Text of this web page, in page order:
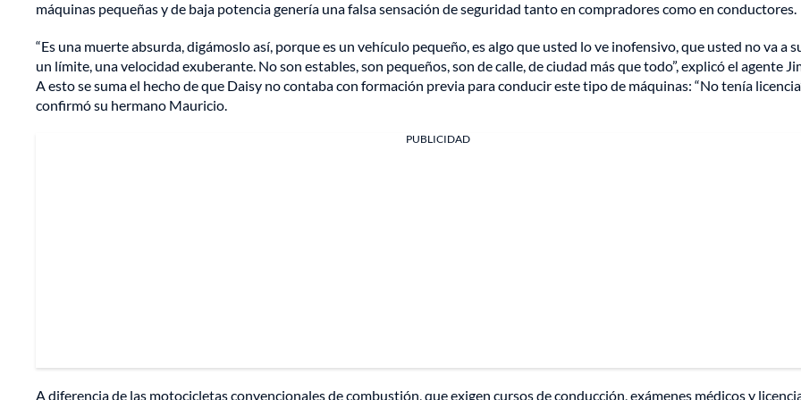
máquinas pequeñas y de baja potencia genería una falsa sensación de seguridad tanto en compradores como en conductores.
“Es una muerte absurda, digámoslo así, porque es un vehículo pequeño, es algo que usted lo ve inofensivo, que usted no va a
un límite, una velocidad exuberante. No son estables, son pequeños, son de calle, de ciudad más que todo”, explicó el agente
A esto se suma el hecho de que Daisy no contaba con formación previa para conducir este tipo de máquinas: “No tenía
confirmó su hermano Mauricio.
PUBLICIDAD
A diferencia de las motocicletas convencionales de combustión, que exigen cursos de conducción, exámenes médicos y